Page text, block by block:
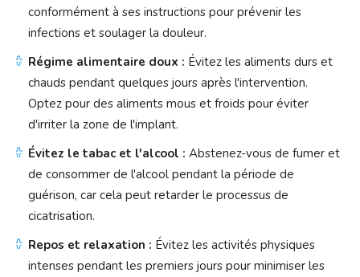
conformément à ses instructions pour prévenir les
infections et soulager la douleur.
Régime alimentaire doux : Évitez les aliments durs et
chauds pendant quelques jours après l'intervention.
Optez pour des aliments mous et froids pour éviter
d'irriter la zone de l'implant.
Évitez le tabac et l'alcool : Abstenez-vous de fumer et
de consommer de l'alcool pendant la période de
guérison, car cela peut retarder le processus de
cicatrisation.
Repos et relaxation : Évitez les activités physiques
intenses pendant les premiers jours pour minimiser les